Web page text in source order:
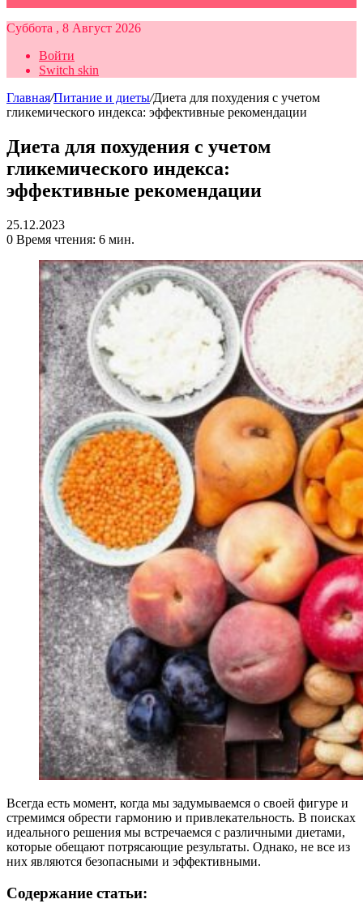
Суббота , 8 Август 2026
Войти
Switch skin
Главная/Питание и диеты/Диета для похудения с учетом
гликемического индекса: эффективные рекомендации
Диета для похудения с учетом
гликемического индекса:
эффективные рекомендации
25.12.2023
0 Время чтения: 6 мин.
Всегда есть момент, когда мы задумываемся о своей фигуре и
стремимся обрести гармонию и привлекательность. В поисках
идеального решения мы встречаемся с различными диетами,
которые обещают потрясающие результаты. Однако, не все из
них являются безопасными и эффективными.
Содержание статьи: